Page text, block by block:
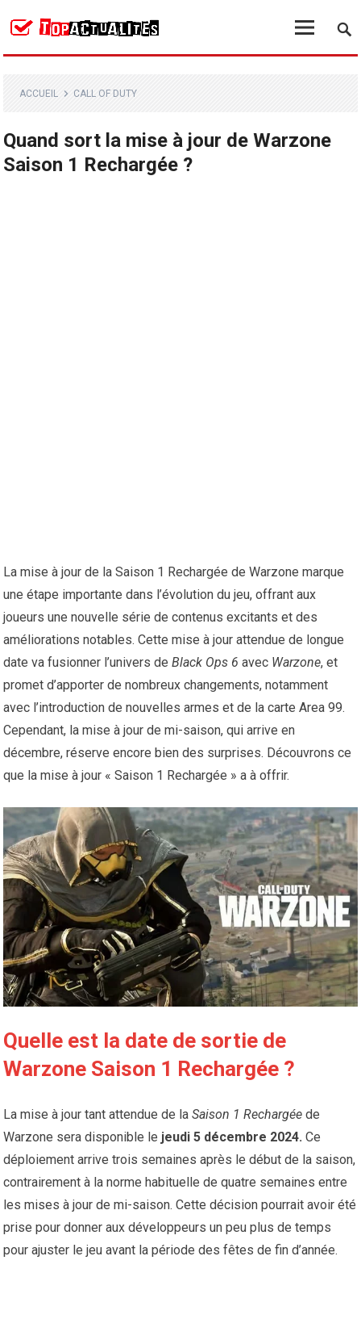
ACCUEIL CALL OF DUTY
Quand sort la mise à jour de Warzone
Saison 1 Rechargée ?
La mise à jour de la Saison 1 Rechargée de Warzone marque
une étape importante dans l’évolution du jeu, offrant aux
joueurs une nouvelle série de contenus excitants et des
améliorations notables. Cette mise à jour attendue de longue
date va fusionner l’univers deBlack Ops 6 avec Warzone, et
promet d’apporter de nombreux changements, notamment
avec l’introduction de nouvelles armes et de la carte Area 99.
Cependant, la mise à jour de mi-saison, qui arrive en
décembre, réserve encore bien des surprises. Découvrons ce
que la mise à jour « Saison 1 Rechargée » a à offrir.
Quelle est la date de sortie de
Warzone Saison 1 Rechargée ?
La mise à jour tant attendue de laSaison 1 Rechargée de
Warzone sera disponible le jeudi 5 décembre 2024. Ce
déploiement arrive trois semaines après le début de la saison,
contrairement à la norme habituelle de quatre semaines entre
les mises à jour de mi-saison. Cette décision pourrait avoir été
prise pour donner aux développeurs un peu plus de temps
pour ajuster le jeu avant la période des fêtes de fin d’année.